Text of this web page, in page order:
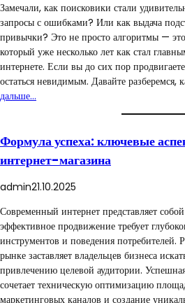
Замечали, как поисковики стали
запросы с ошибками? Или как выдача
привычки? Это не просто алгоритмы —
который уже несколько лет как стал
интернете. Если вы до сих пор
остаться невидимым. Давайте разберемся,
дальше…
Формула успеха: ключевые
интернет-магазина
admin21.10.2025
Современный интернет представляет
эффективное продвижение требует
инструментов и поведения
рынке заставляет владельцев бизнеса
привлечению целевой аудитории.
сочетает техническую оптимизацию
маркетинговых каналов и создание